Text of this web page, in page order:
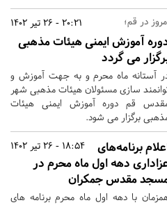
20:21 - 26 تیر 1402 در قم؛
آموزش ایمنی هیئات مذهبی
می گردد
آستانه ماه محرم و به جهت آموزش و
سازی مسئولان هیئات مذهبی شهر
قم دوره آموزش ایمنی هیئات
برگزار می شود.
18:54 - 26 تیر 1402
برنامه‌های
دهه اول ماه محرم در
مقدس جمکران
با دهه اول ماه محرم برنامه های